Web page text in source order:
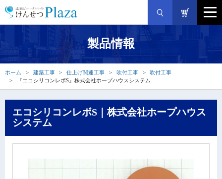
製品情報
ホーム 建築工事 仕上げ関連工事 吹付工事
吹付工事
『エコシリコンレボS』株式会社ホープハウスシステム
エコシリコンレボS｜株式会社ホープハウス
システム